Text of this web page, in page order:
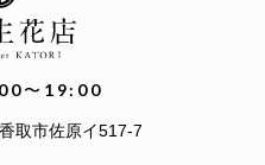
〜19:00
取市佐原イ517-7